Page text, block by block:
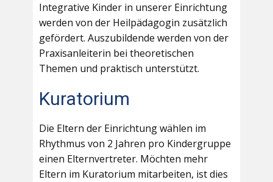
Integrative Kinder in unserer Einrichtung
werden von der Heilpädagogin zusätzlich
gefördert. Auszubildende werden von der
Praxisanleiterin bei theoretischen
Themen und praktisch unterstützt.
Kuratorium
Die Eltern der Einrichtung wählen im
Rhythmus von 2 Jahren pro Kindergruppe
einen Elternvertreter. Möchten mehr
Eltern im Kuratorium mitarbeiten, ist dies